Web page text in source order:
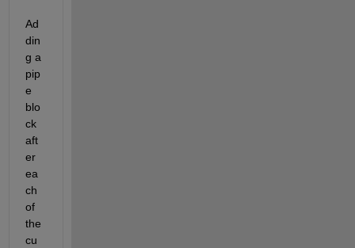
Ad
din
g a
pip
e
blo
ck
aft
er
ea
ch
of
the
cu